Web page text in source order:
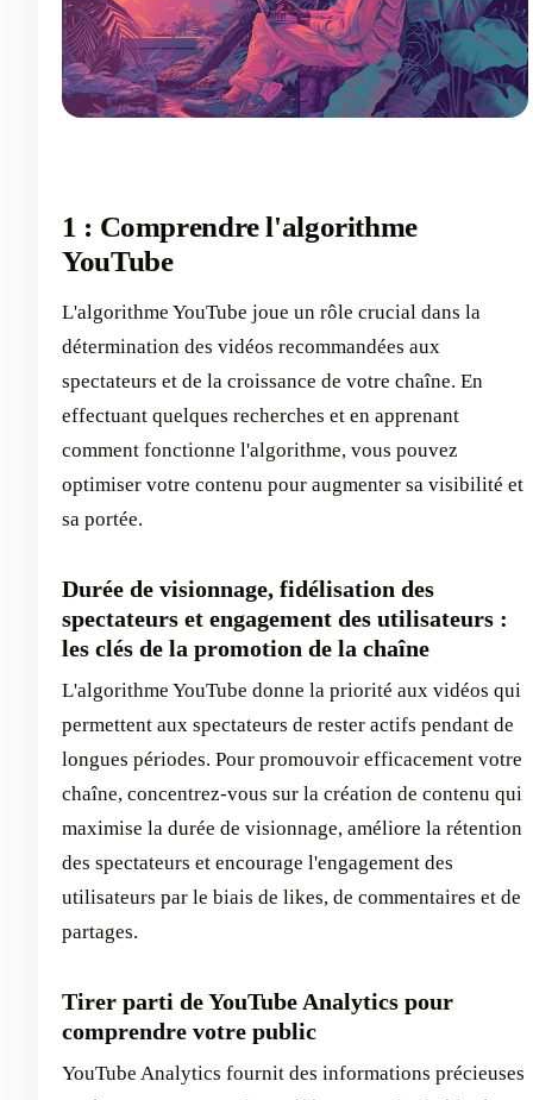
1 : Comprendre l'algorithme
YouTube
L'algorithme YouTube joue un rôle crucial dans la
détermination des vidéos recommandées aux
spectateurs et de la croissance de votre chaîne. En
effectuant quelques recherches et en apprenant
comment fonctionne l'algorithme, vous pouvez
optimiser votre contenu pour augmenter sa visibilité et
sa portée.
Durée de visionnage, fidélisation des
spectateurs et engagement des utilisateurs :
les clés de la promotion de la chaîne
L'algorithme YouTube donne la priorité aux vidéos qui
permettent aux spectateurs de rester actifs pendant de
longues périodes. Pour promouvoir efficacement votre
chaîne, concentrez-vous sur la création de contenu qui
maximise la durée de visionnage, améliore la rétention
des spectateurs et encourage l'engagement des
utilisateurs par le biais de likes, de commentaires et de
partages.
Tirer parti de YouTube Analytics pour
comprendre votre public
YouTube Analytics fournit des informations précieuses